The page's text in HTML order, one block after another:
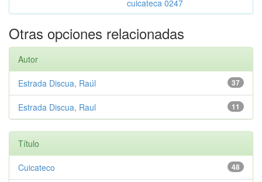
cuicateca 0247
Otras opciones relacionadas
Autor
37
Estrada Discua, Raúl
11
Estrada Discua, Raul
Título
48
Cuicateco